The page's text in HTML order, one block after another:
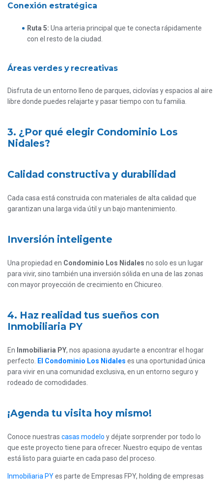
Conexión estratégica
Ruta 5: Una arteria principal que te conecta rápidamente
con el resto de la ciudad.
Áreas verdes y recreativas
Disfruta de un entorno lleno de parques, ciclovías y espacios al aire
libre donde puedes relajarte y pasar tiempo con tu familia.
3. ¿Por qué elegir Condominio Los
Nidales?
Calidad constructiva y durabilidad
Cada casa está construida con materiales de alta calidad que
garantizan una larga vida útil y un bajo mantenimiento.
Inversión inteligente
Una propiedad en Condominio Los Nidales no solo es un lugar
para vivir, sino también una inversión sólida en una de las zonas
con mayor proyección de crecimiento en Chicureo.
4. Haz realidad tus sueños con
Inmobiliaria PY
En Inmobiliaria PY, nos apasiona ayudarte a encontrar el hogar
perfecto. El Condominio Los Nidales es una oportunidad única
para vivir en una comunidad exclusiva, en un entorno seguro y
rodeado de comodidades.
¡Agenda tu visita hoy mismo!
Conoce nuestras casas modelo y déjate sorprender por todo lo
que este proyecto tiene para ofrecer. Nuestro equipo de ventas
está listo para guiarte en cada paso del proceso.
Inmobiliaria PYes parte de Empresas FPY, holding de empresas